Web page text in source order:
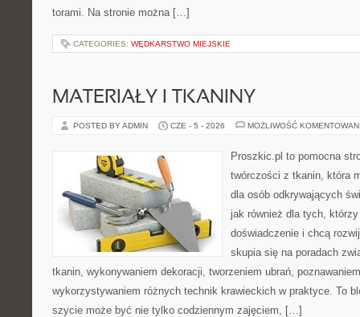
torami. Na stronie można […]
CATEGORIES: WĘDKARSTWO MIEJSKIE
MATERIAŁY I TKANINY
POSTED BY ADMIN CZE - 5 - 2026 MOŻLIWOŚĆ
Proszkic.pl to pomocna
twórczości z tkanin, która
dla osób odkrywających
jak również dla tych,
doświadczenie i chcą
skupia się na poradach
tkanin, wykonywaniem dekoracji, tworzeniem ubrań,
wykorzystywaniem różnych technik krawieckich w praktyce. To
szycie może być nie tylko codziennym zajęciem, […]